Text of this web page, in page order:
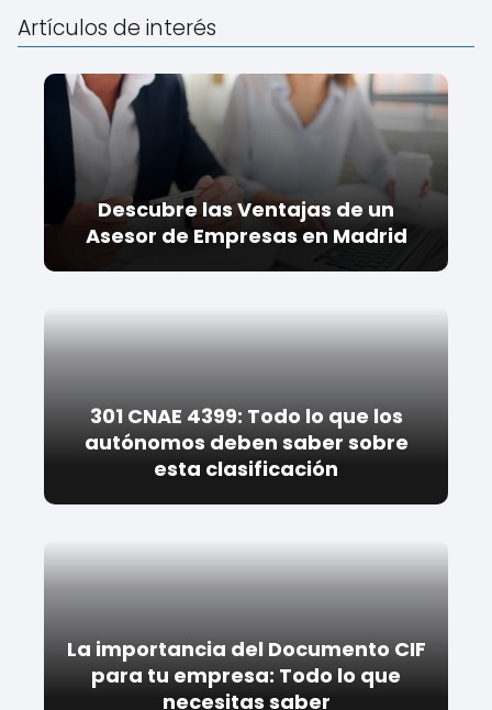
Artículos de interés
Descubre las Ventajas de un
Asesor de Empresas en Madrid
301 CNAE 4399: Todo lo que los
autónomos deben saber sobre
esta clasificación
La importancia del Documento CIF
para tu empresa: Todo lo que
necesitas saber